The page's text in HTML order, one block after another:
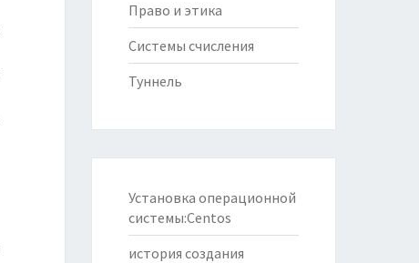
Право и этика
Системы счисления
Туннель
Установка операционной
системы:Centos
история создания